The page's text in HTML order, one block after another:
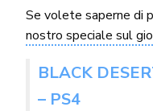
Se volete saperne di
nostro speciale sul
BLACK
– PS4